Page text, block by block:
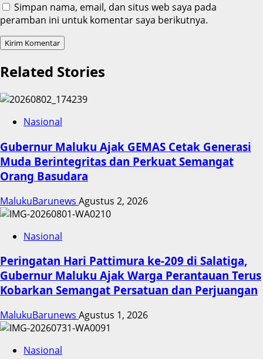
Simpan nama, email, dan situs web saya pada
peramban ini untuk komentar saya berikutnya.
Related Stories
Nasional
Gubernur Maluku Ajak GEMAS Cetak Generasi
Muda Berintegritas dan Perkuat Semangat
Orang Basudara
MalukuBarunews Agustus 2, 2026
Nasional
Peringatan Hari Pattimura ke-209 di Salatiga,
Gubernur Maluku Ajak Warga Perantauan Terus
Kobarkan Semangat Persatuan dan Perjuangan
MalukuBarunews Agustus 1, 2026
Nasional